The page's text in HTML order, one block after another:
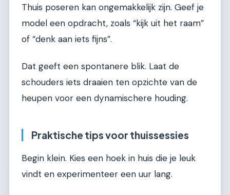
Thuis poseren kan ongemakkelijk zijn. Geef je
model een opdracht, zoals “kijk uit het raam”
of “denk aan iets fijns”.
Dat geeft een spontanere blik. Laat de
schouders iets draaien ten opzichte van de
heupen voor een dynamischere houding.
Praktische tips voor thuissessies
Begin klein. Kies een hoek in huis die je leuk
vindt en experimenteer een uur lang.